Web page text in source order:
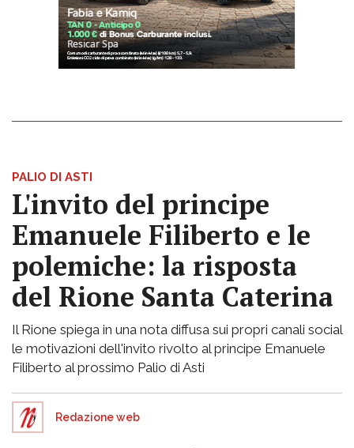
PALIO DI ASTI
L'invito del principe
Emanuele Filiberto e le
polemiche: la risposta
del Rione Santa Caterina
Il Rione spiega in una nota diffusa sui propri canali social
le motivazioni dell'invito rivolto al principe Emanuele
Filiberto al prossimo Palio di Asti
Redazione web